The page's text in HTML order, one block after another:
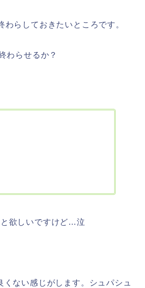
らしておきたいところです。
わらせるか？
欲しいですけど…泣
ない感じがします。シュパシュ